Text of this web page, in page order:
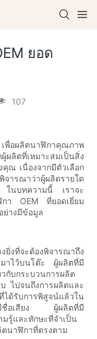
ยอด
107
พื่อผลิตนาฬิกาคุณภาพ
ผลิตที่เหมาะสมเป็นสิ่ง
ณ เนื่องจากมีตัวเลือก
จารณาว่าผู้ผลิตรายใด
ในบทความนี้ เราจะ
กา OEM ที่ยอดเยี่ยม
ย่างมีข้อมูล
งที่จะต้องพิจารณาถึง
าไว้บนโต๊ะ ผู้ผลิตที่มี
กับกระบวนการผลิต
ไปจนถึงการผลิตและ
ด้รับการพิสูจน์แล้วใน
มีชื่อเสียง ผู้ผลิตที่มี
รู้และทักษะที่จำเป็น
นาฬิกาที่ตรงตาม